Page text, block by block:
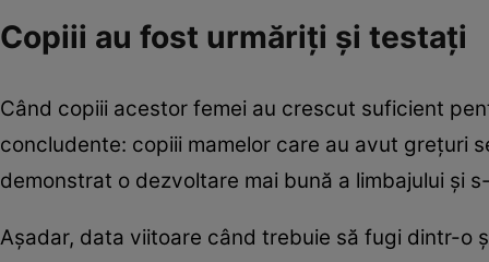
Copiii au fost urmăriți și testați
Când copiii acestor femei au crescut suficient
concludente: copiii mamelor care au avut grețuri
demonstrat o dezvoltare mai bună a limbajului și
Așadar, data viitoare când trebuie să fugi dintr-o